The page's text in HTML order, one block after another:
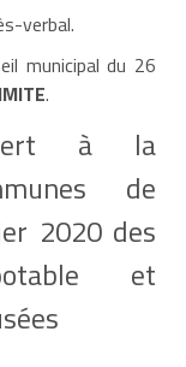
verbal.
municipal du 26
.
à la
de
2020 des
et